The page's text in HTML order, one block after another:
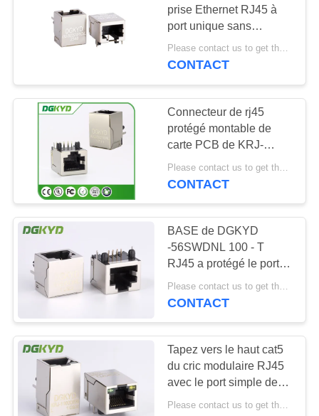
PRIVÉE
cric rj11
RJ45 avec le
transformateur
RJ45 SMD
39
prise Ethernet RJ45 à
port unique sans
interface de tête de
cristal blindée à bande
Please contact us to get the latest price. MOQ:1 morceau
CONTACT
Connecteur de rj45
protégé montable de
carte PCB de KRJ-
5921SNL port
1x1/1x2/2x2
CONTACT
BASE de DGKYD
-56SWDNL 100 - T
RJ45 a protégé le port
simple RJ45 Jack
modulaire de connecteur
Please contact us to get the latest price. MOQ:1 morceau
CONTACT
Tapez vers le haut cat5
du cric modulaire RJ45
avec le port simple de
magnetics pour le
Please contact us to get the latest price. MOQ:1 morceau